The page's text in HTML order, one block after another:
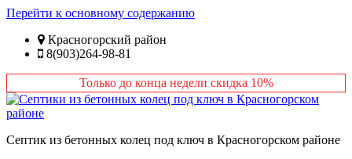
Перейти к основному содержанию
Красногорский район
8(903)264-98-81
Только до конца недели скидка 10%
Септик из бетонных колец под ключ в Красногорском районе